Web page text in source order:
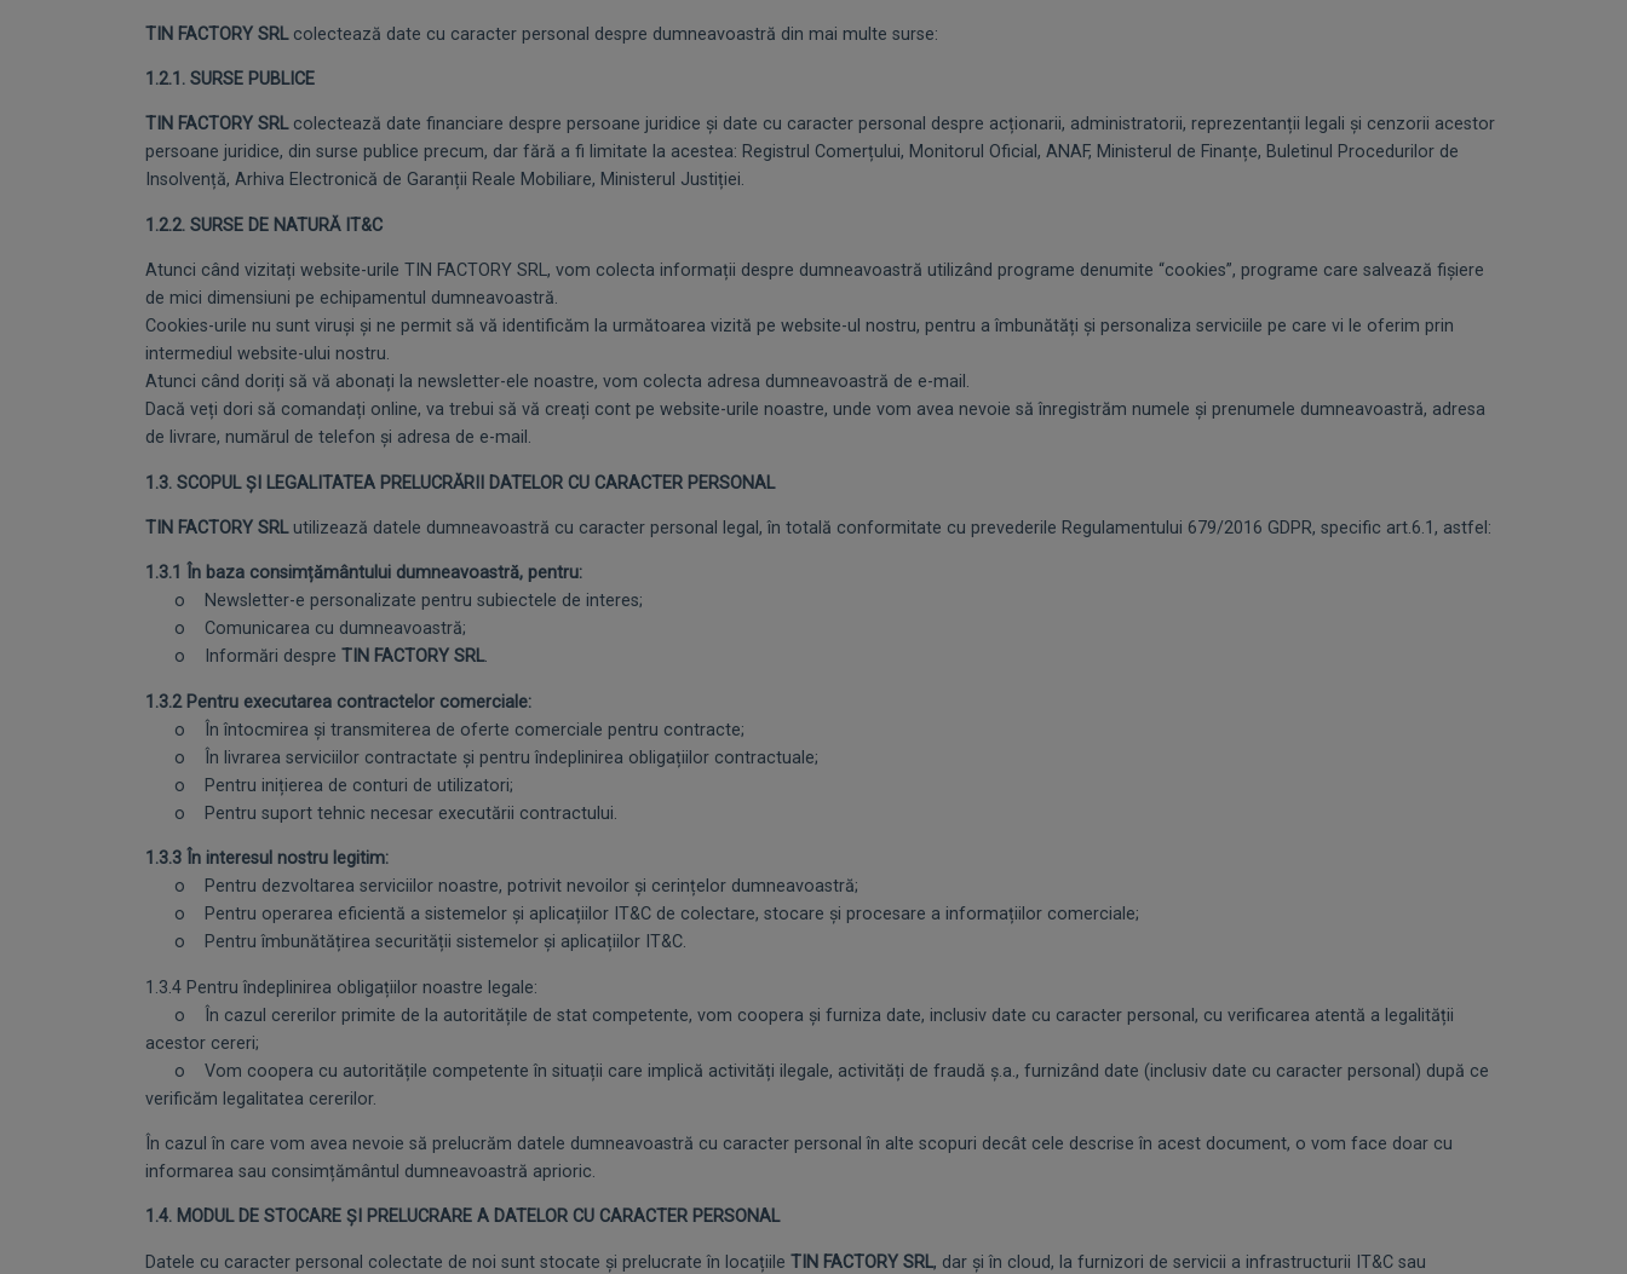
TIN FACTORY SRLcolectează date cu caracter personal despre dumneavoastră din mai multe surse:
1.2.1. SURSE PUBLICE
TIN FACTORY SRLcolectează date financiare despre persoane juridice și date cu caracter personal despre acționarii, administratorii, reprezentanții legali și cenzorii acestor
persoane juridice, din surse publice precum, dar fără a fi limitate la acestea: Registrul Comerțului, Monitorul Oficial, ANAF, Ministerul de Finanțe, Buletinul Procedurilor de
Insolvență, Arhiva Electronică de Garanții Reale Mobiliare, Ministerul Justiției.
1.2.2. SURSE DE NATURĂ IT&C
Atunci când vizitați website-urile TIN FACTORY SRL, vom colecta informații despre dumneavoastră utilizând programe denumite “cookies”, programe care salvează fișiere
de mici dimensiuni pe echipamentul dumneavoastră.
Cookies-urile nu sunt viruși și ne permit să vă identificăm la următoarea vizită pe website-ul nostru, pentru a îmbunătăți și personaliza serviciile pe care vi le oferim prin
intermediul website-ului nostru.
Atunci când doriți să vă abonați la newsletter-ele noastre, vom colecta adresa dumneavoastră de e-mail.
Dacă veți dori să comandați online, va trebui să vă creați cont pe website-urile noastre, unde vom avea nevoie să înregistrăm numele și prenumele dumneavoastră, adresa
de livrare, numărul de telefon și adresa de e-mail.
1.3. SCOPUL ȘI LEGALITATEA PRELUCRĂRII DATELOR CU CARACTER PERSONAL
TIN FACTORY SRLutilizează datele dumneavoastră cu caracter personal legal, în totală conformitate cu prevederile Regulamentului 679/2016 GDPR, specific art.6.1, astfel:
1.3.1 În baza consimțământului dumneavoastră, pentru:
o Newsletter-e personalizate pentru subiectele de interes;
o Comunicarea cu dumneavoastră;
o Informări despre TIN FACTORY SRL.
1.3.2 Pentru executarea contractelor comerciale:
o În întocmirea și transmiterea de oferte comerciale pentru contracte;
o În livrarea serviciilor contractate și pentru îndeplinirea obligațiilor contractuale;
o Pentru inițierea de conturi de utilizatori;
o Pentru suport tehnic necesar executării contractului.
1.3.3 În interesul nostru legitim:
o Pentru dezvoltarea serviciilor noastre, potrivit nevoilor și cerințelor dumneavoastră;
o Pentru operarea eficientă a sistemelor și aplicațiilor IT&C de colectare, stocare și procesare a informațiilor comerciale;
o Pentru îmbunătățirea securității sistemelor și aplicațiilor IT&C.
1.3.4 Pentru îndeplinirea obligațiilor noastre legale:
o În cazul cererilor primite de la autoritățile de stat competente, vom coopera și furniza date, inclusiv date cu caracter personal, cu verificarea atentă a legalității
acestor cereri;
o Vom coopera cu autoritățile competente în situații care implică activități ilegale, activități de fraudă ș.a., furnizând date (inclusiv date cu caracter personal) după ce
verificăm legalitatea cererilor.
În cazul în care vom avea nevoie să prelucrăm datele dumneavoastră cu caracter personal în alte scopuri decât cele descrise în acest document, o vom face doar cu
informarea sau consimțământul dumneavoastră aprioric.
1.4. MODUL DE STOCARE ȘI PRELUCRARE A DATELOR CU CARACTER PERSONAL
Datele cu caracter personal colectate de noi sunt stocate și prelucrate în locațiile TIN FACTORY SRL, dar și în cloud, la furnizori de servicii a infrastructurii IT&C sau